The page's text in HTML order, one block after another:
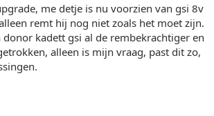
me detje is nu voorzien van gsi 8v
remt hij nog niet zoals het moet zijn.
kadett gsi al de rembekrachtiger en
alleen is mijn vraag, past dit zo,